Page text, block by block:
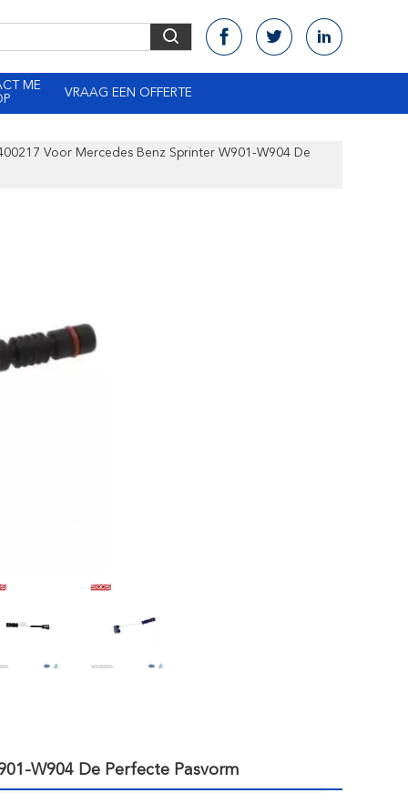
ME
VRAAG EEN OFFERTE
Voor Mercedes Benz Sprinter W901-W904 De
W904 De Perfecte Pasvorm